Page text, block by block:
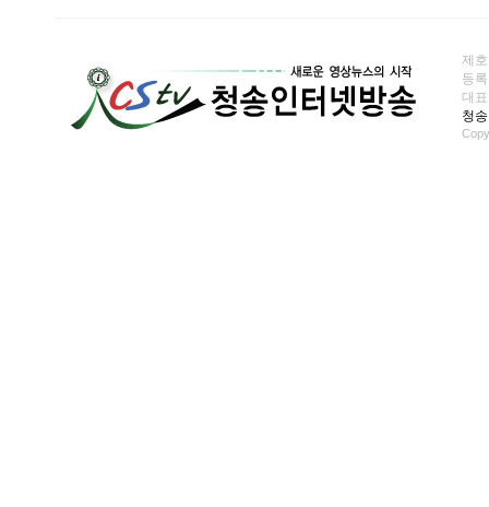
제
등
대표
청